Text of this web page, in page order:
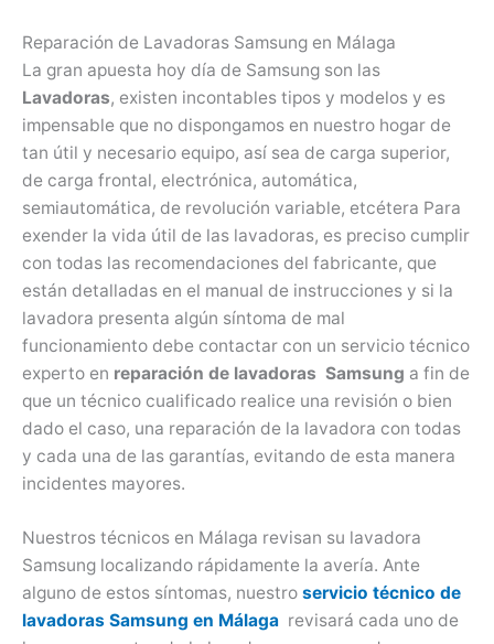
Reparación de Lavadoras Samsung en Málaga
La gran apuesta hoy día de Samsung son las
Lavadoras, existen incontables tipos y modelos y es
impensable que no dispongamos en nuestro hogar de
tan útil y necesario equipo, así sea de carga superior,
de carga frontal, electrónica, automática,
semiautomática, de revolución variable, etcétera Para
exender la vida útil de las lavadoras, es preciso cumplir
con todas las recomendaciones del fabricante, que
están detalladas en el manual de instrucciones y si la
lavadora presenta algún síntoma de mal
funcionamiento debe contactar con un servicio técnico
experto en reparación de lavadoras Samsung a fin de
que un técnico cualificado realice una revisión o bien
dado el caso, una reparación de la lavadora con todas
y cada una de las garantías, evitando de esta manera
incidentes mayores.
Nuestros técnicos en Málaga revisan su lavadora
Samsung localizando rápidamente la avería. Ante
alguno de estos síntomas, nuestro servicio técnico de
lavadoras Samsung en Málaga revisará cada uno de